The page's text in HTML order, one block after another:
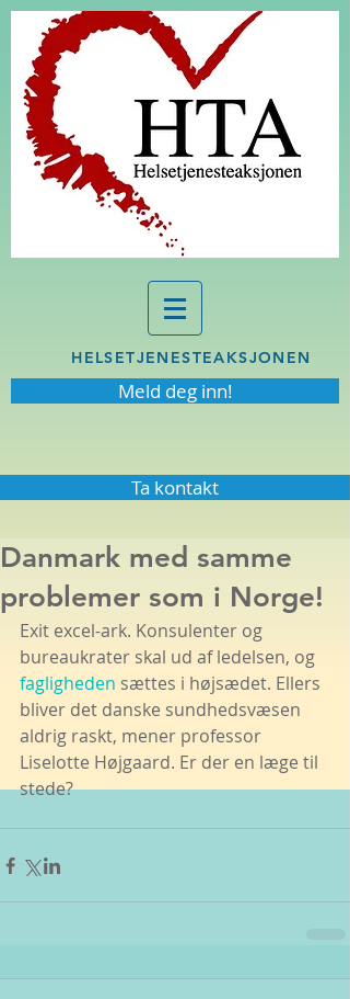
HELSETJENESTEAKSJONEN
Meld deg inn!
Ta kontakt
Danmark med samme
problemer som i Norge!
Exit excel-ark. Konsulenter og
bureaukrater skal ud af ledelsen, og
fagligheden sættes i højsædet. Ellers
bliver det danske sundhedsvæsen
aldrig raskt, mener professor
Liselotte Højgaard. Er der en læge til
stede?